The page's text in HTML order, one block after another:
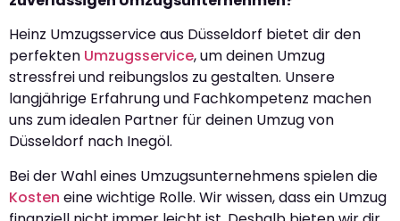
Heinz Umzugsservice aus Düsseldorf bietet dir den
perfekten Umzugsservice, um deinen Umzug
stressfrei und reibungslos zu gestalten. Unsere
langjährige Erfahrung und Fachkompetenz machen
uns zum idealen Partner für deinen Umzug von
Düsseldorf nach Inegöl.
Bei der Wahl eines Umzugsunternehmens spielen die
Kosten eine wichtige Rolle. Wir wissen, dass ein Umzug